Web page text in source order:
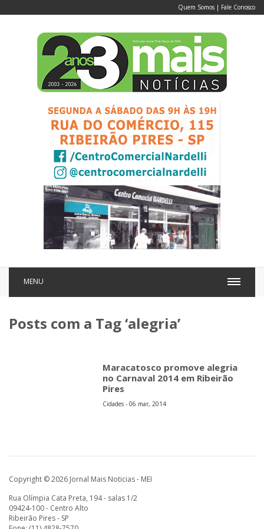
Quem Somos | Fale Conosco
MENU
Posts com a Tag ‘alegria’
Maracatosco promove alegria
no Carnaval 2014 em Ribeirão
Pires
Cidades - 06 mar, 2014
Copyright © 2026 Jornal Mais Noticias - MEI
Rua Olímpia Cata Preta, 194 - salas 1/2
09424-100 - Centro Alto
Ribeirão Pires - SP